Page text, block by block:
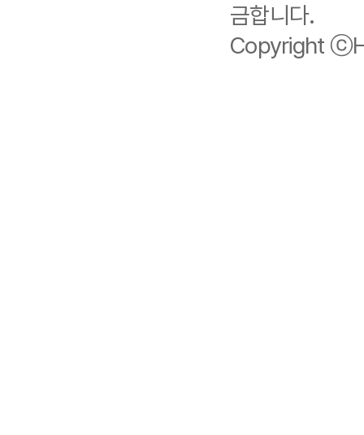
금합니다.
Copyright